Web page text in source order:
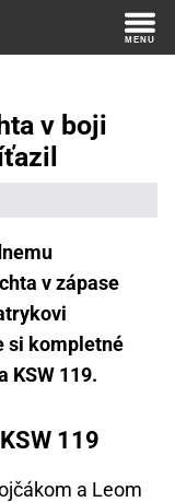
v boji
v zápase
si kompletné
KSW 119.
119
a Leom